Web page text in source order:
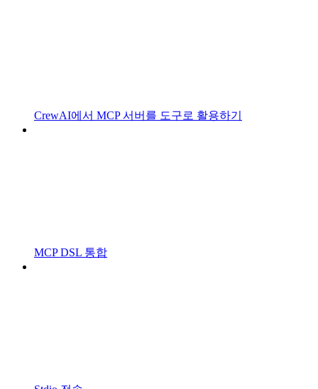
CrewAI에서 MCP 서버를 도구로 활용하기
MCP DSL 통합